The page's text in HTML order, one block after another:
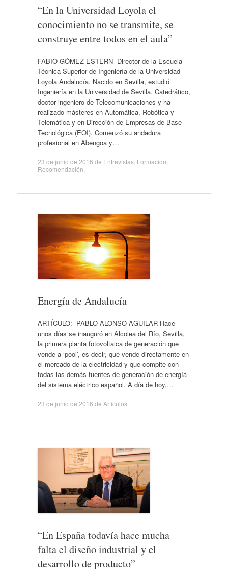
“En la Universidad Loyola el
conocimiento no se transmite, se
construye entre todos en el aula”
FABIO GÓMEZ-ESTERN Director de la Escuela
Técnica Superior de Ingeniería de la Universidad
Loyola Andalucía. Nacido en Sevilla, estudió
Ingeniería en la Universidad de Sevilla. Catedrático,
doctor ingeniero de Telecomunicaciones y ha
realizado másteres en Automática, Robótica y
Telemática y en Dirección de Empresas de Base
Tecnológica (EOI). Comenzó su andadura
profesional en Abengoa y…
23 de junio de 2016 de Entrevistas, Formación
Recomendación
Energía de Andalucía
ARTÍCULO: PABLO ALONSO AGUILAR Hace
unos días se inauguró en Alcolea del Río, Sevilla,
la primera planta fotovoltaica de generación que
vende a ‘pool’, es decir, que vende directamente en
el mercado de la electricidad y que compite con
todas las demás fuentes de generación de energía
del sistema eléctrico español. A día de hoy,…
23 de junio de 2016 de Artículos.
“En España todavía hace mucha
falta el diseño industrial y el
desarrollo de producto”